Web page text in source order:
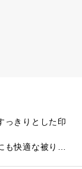
っきりとした印
快適な被り心